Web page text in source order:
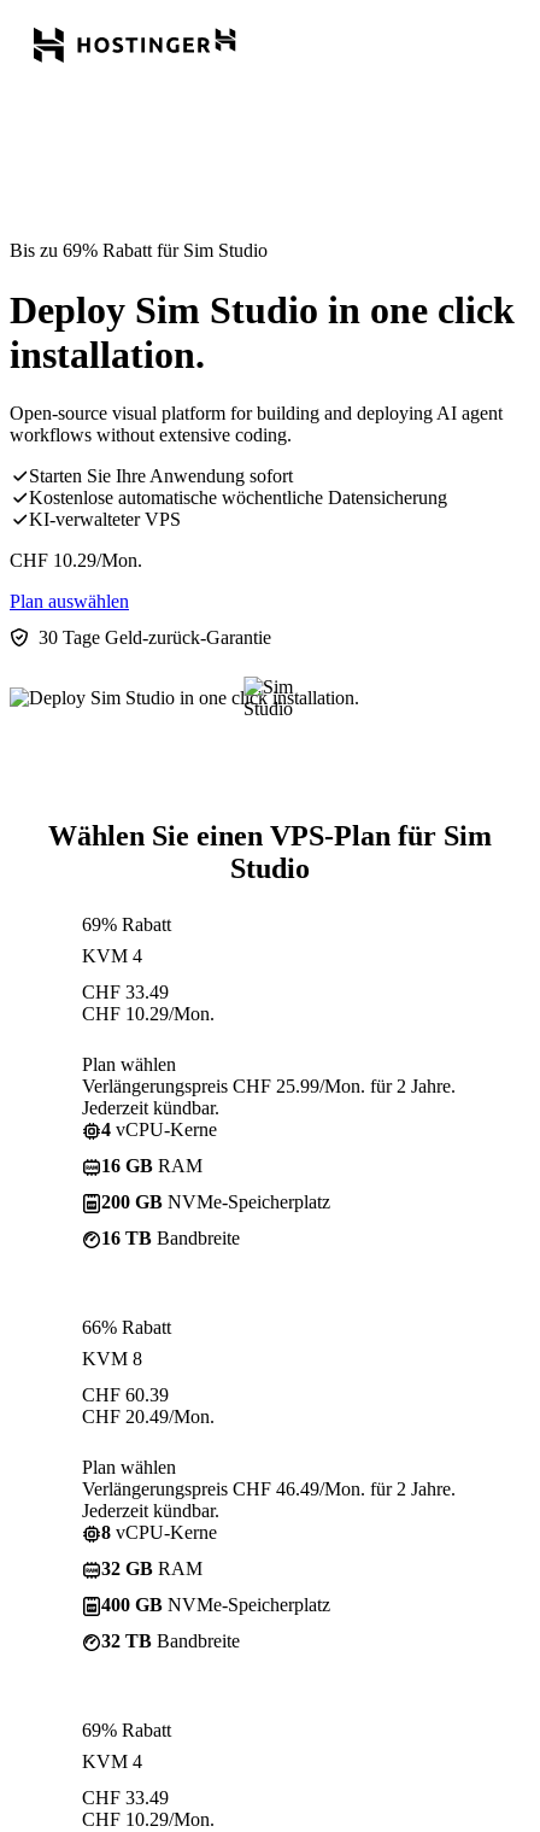
Bis zu 69% Rabatt für Sim Studio
Deploy Sim Studio in one click
installation.
Open-source visual platform for building and deploying AI agent
workflows without extensive coding.
Starten Sie Ihre Anwendung sofort
Kostenlose automatische wöchentliche Datensicherung
KI-verwalteter VPS
CHF 10.29/Mon.
Plan auswählen
30 Tage Geld-zurück-Garantie
Wählen Sie einen VPS-Plan für Sim
Studio
69% Rabatt
KVM 4
CHF 33.49
CHF 10.29/Mon.
Plan wählen
Verlängerungspreis CHF 25.99/Mon. für 2 Jahre.
Jederzeit kündbar.
4 vCPU-Kerne
16 GB RAM
200 GB NVMe-Speicherplatz
16 TB Bandbreite
66% Rabatt
KVM 8
CHF 60.39
CHF 20.49/Mon.
Plan wählen
Verlängerungspreis CHF 46.49/Mon. für 2 Jahre.
Jederzeit kündbar.
8 vCPU-Kerne
32 GB RAM
400 GB NVMe-Speicherplatz
32 TB Bandbreite
69% Rabatt
KVM 4
CHF 33.49
CHF 10.29/Mon.